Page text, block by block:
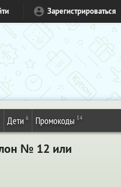
Зарегистрироваться
Дети 6 Промокоды 54
№ 12 или